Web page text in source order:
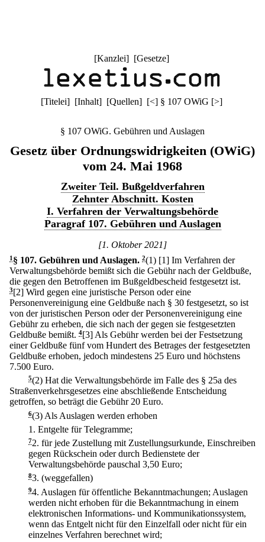
[Kanzlei] [Gesetze]
[Titelei] [Inhalt] [Quellen] [<] § 107 OWiG [>]
§ 107 OWiG. Gebühren und Auslagen
Gesetz über Ordnungswidrigkeiten (OWiG)
vom 24. Mai 1968
Zweiter Teil. Bußgeldverfahren
Zehnter Abschnitt. Kosten
I. Verfahren der Verwaltungsbehörde
Paragraf 107. Gebühren und Auslagen
[1. Oktober 2021]
1 § 107. Gebühren und Auslagen. 2(1) [1] Im Verfahren der
Verwaltungsbehörde bemißt sich die Gebühr nach der Geldbuße,
die gegen den Betroffenen im Bußgeldbescheid festgesetzt ist.
3[2] Wird gegen eine juristische Person oder eine
Personenvereinigung eine Geldbuße nach § 30 festgesetzt, so ist
von der juristischen Person oder der Personenvereinigung eine
Gebühr zu erheben, die sich nach der gegen sie festgesetzten
Geldbuße bemißt. 4[3] Als Gebühr werden bei der Festsetzung
einer Geldbuße fünf vom Hundert des Betrages der festgesetzten
Geldbuße erhoben, jedoch mindestens 25 Euro und höchstens
7.500 Euro.
5(2) Hat die Verwaltungsbehörde im Falle des § 25a des
Straßenverkehrsgesetzes eine abschließende Entscheidung
getroffen, so beträgt die Gebühr 20 Euro.
6(3) Als Auslagen werden erhoben
1. Entgelte für Telegramme;
72. für jede Zustellung mit Zustellungsurkunde, Einschreiben
gegen Rückschein oder durch Bedienstete der
Verwaltungsbehörde pauschal 3,50 Euro;
83. (weggefallen)
94. Auslagen für öffentliche Bekanntmachungen; Auslagen
werden nicht erhoben für die Bekanntmachung in einem
elektronischen Informations- und Kommunikationssystem,
wenn das Entgelt nicht für den Einzelfall oder nicht für ein
einzelnes Verfahren berechnet wird;